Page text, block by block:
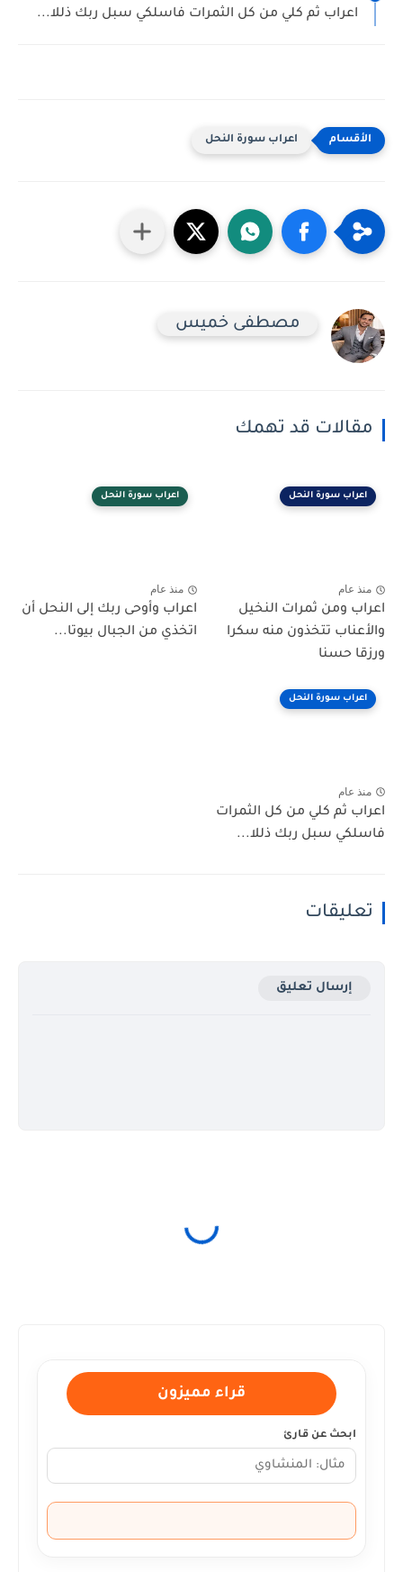
اعراب ثم كلي من كل الثمرات فاسلكي سبل ربك ذللا...
اعراب سورة النحل
مصطفى خميس
مقالات قد تهمك
اعراب سورة النحل
منذ عام
اعراب ومن ثمرات النخيل
والأعناب تتخذون منه سكرا
ورزقا حسنا
اعراب سورة النحل
منذ عام
اعراب وأوحى ربك إلى النحل أن
اتخذي من الجبال بيوتا...
اعراب سورة النحل
منذ عام
اعراب ثم كلي من كل الثمرات
فاسلكي سبل ربك ذللا...
تعليقات
إرسال تعليق
قراء مميزون
ابحث عن قارئ